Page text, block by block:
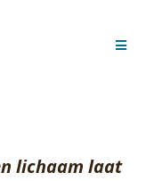
lichaam laat